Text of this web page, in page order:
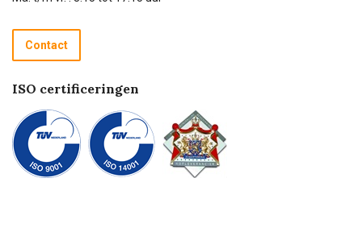
Recycle programma
Betalen
Contact
ISO certificeringen